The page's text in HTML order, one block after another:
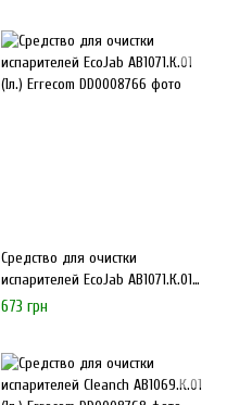
Средство для очистки
испарителей EcoJab AB1071.К.01
(1л.) Errecom
673 грн